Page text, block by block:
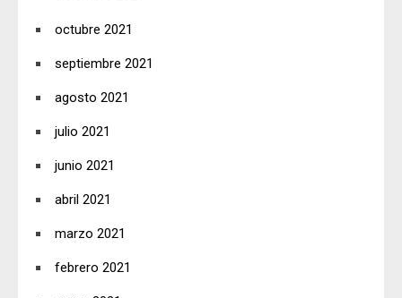
octubre 2021
septiembre 2021
agosto 2021
julio 2021
junio 2021
abril 2021
marzo 2021
febrero 2021